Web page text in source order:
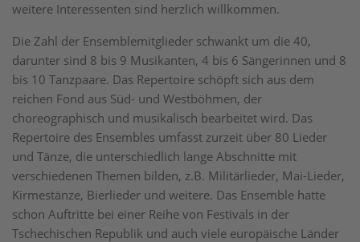
weitere Interessenten sind herzlich willkommen.
Die Zahl der Ensemblemitglieder schwankt um die 40,
darunter sind 8 bis 9 Musikanten, 4 bis 6 Sängerinnen und 8
bis 10 Tanzpaare. Das Repertoire schöpft sich aus dem
reichen Fond aus Süd- und Westböhmen, der
choreographisch und musikalisch bearbeitet wird. Das
Repertoire des Ensembles umfasst zurzeit über 80 Lieder
und Tänze, die unterschiedlich lange Abschnitte mit
verschiedenen Themen bilden, z.B. Militärlieder, Mai-Lieder,
Kirmestänze, Bierlieder und weitere. Das Ensemble hatte
schon Auftritte bei einer Reihe von Festivals in der
Tschechischen Republik und auch viele europäische Länder